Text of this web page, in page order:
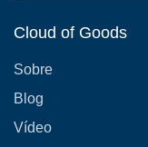
Cloud of Goods
Sobre
Blog
Vídeo